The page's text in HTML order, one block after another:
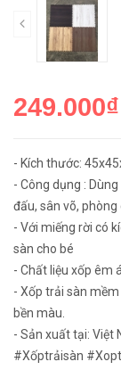
249.000₫
- Kích thước:
- Công dụng :
đấu, sân võ, phòng
- Với miếng rời có
sàn cho bé
- Chất liệu xốp êm
- Xốp trải sàn
bền màu.
- Sản xuất tại: Việt
#Xốptrảisàn